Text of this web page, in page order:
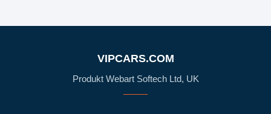
VIPCARS.COM
Produkt Webart Softech Ltd, UK